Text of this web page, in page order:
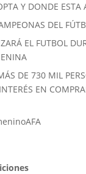
Y DONDE ESTA
DEL
EL FUTBOL
DE 730 MIL
EN